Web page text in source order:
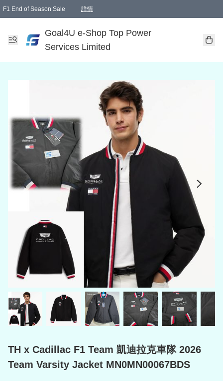
F1 End of Season Sale 詳情
Goal4U e-Shop Top Power
Services Limited
TH x Cadillac F1 Team 凱迪拉克車隊 2026
Team Varsity Jacket MN0MN00067BDS